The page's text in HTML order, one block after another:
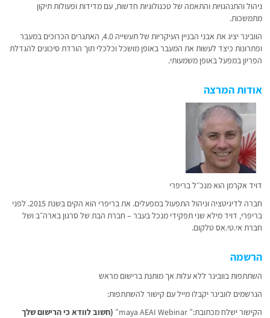
ניהול והתנהגויות והתאמה של טכנולוגיות חדשות, עם מדידות ופעולות תיקון
מתמשכות.
הוובינר יציג את אבני הבניין העיקריות של תעשייה 4.0, האתגרים הכרוכים במעבר
ופתרונות כיצד לעשות את המעבר באופן מושכל וכלכלי תוך הורדת סיכונים להגדלת
הפריון במפעל באופן משמעותי.
אודות המרצה
דויד אקרמן הוא מנכ״ל בריפרי
חברה לדיגיטציה וניהול התפעול במפעלים. את בריפרי הוא הקים בשנת 2015. לפני
בריפרי, דויד מילא שני תפקידי מנכל בעבר – חברת הבת של סרגון בארה״ב ושל
חברת אי.טי.אס טלקום.
הרשמה
השתתפות בוובינר ללא עלות אך מותנת ברישום מראש
הנרשמים לוובינר יקבלו מייל עם קישור להשתתפות:
הקישור ישלח מכתובת:” maya AEAI Webinar”
(חשוב לוודא כי הרישום שלך